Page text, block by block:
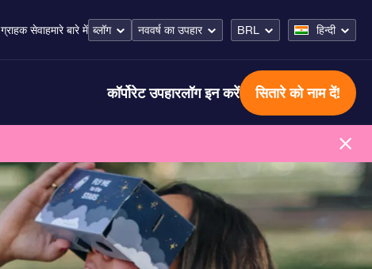
ग्राहक सेवाहमारे बारे में ब्लॉग नववर्ष का उपहार BRL हिन्दी
कॉर्पोरेट उपहारलॉग इन करें सितारे को नाम दें!